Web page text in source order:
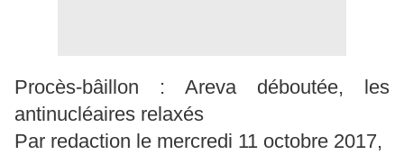
Procès-bâillon : Areva déboutée, les
antinucléaires relaxés
Par redaction le mercredi 11 octobre 2017,